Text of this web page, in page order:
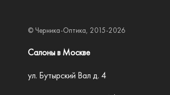
© Черника-Оптика, 2015-2026
Салоны в Москве
ул. Бутырский Вал д. 4